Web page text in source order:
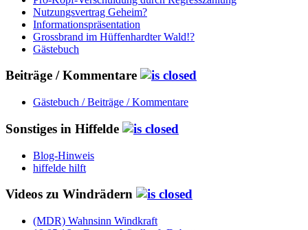
Nutzungsvertrag Geheim?
Informationspräsentation
Grossbrand im Hüffenhardter Wald!?
Gästebuch
Beiträge / Kommentare
Gästebuch / Beiträge / Kommentare
Sonstiges in Hiffelde
Blog-Hinweis
hiffelde hilft
Videos zu Windrädern
(MDR) Wahnsinn Windkraft